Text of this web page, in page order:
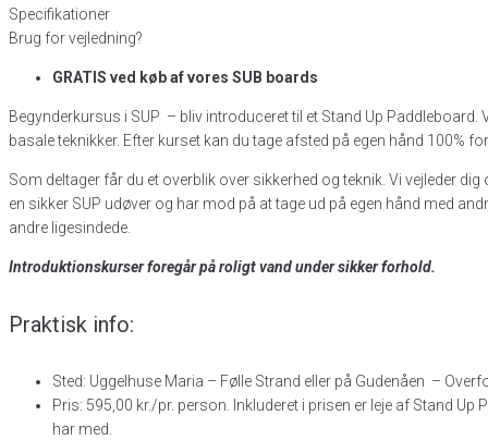
Specifikationer
Brug for vejledning?
GRATIS ved køb af vores SUB boards
Begynderkursus i SUP – bliv introduceret til et Stand Up
basale teknikker. Efter kurset kan du tage afsted på egen hånd 100%
Som deltager får du et overblik over sikkerhed og teknik. Vi vejleder
en sikker SUP udøver og har mod på at tage ud på egen hånd med
andre ligesindede.
Introduktionskurser foregår på roligt vand under sikker forhold.
Praktisk info:
Sted: Uggelhuse Maria – Følle Strand eller på Gudenåen –
Pris: 595,00 kr./pr. person. Inkluderet i prisen er leje af Stand
har med.